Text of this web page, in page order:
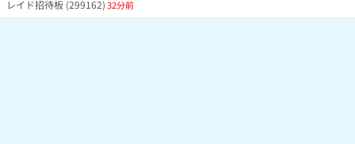
レイド招待板 (299162)32分前